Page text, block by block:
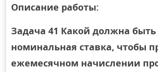
Описание работы:
Задача 41 Какой должна быть
номинальная ставка, чтобы
ежемесячном начислении